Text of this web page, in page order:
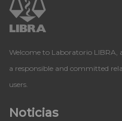
Welcome to Laboratorio
a responsible and committed
users.
Noticias